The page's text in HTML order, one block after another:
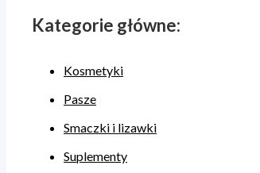
Kategorie główne:
Kosmetyki
Pasze
Smaczki i lizawki
Suplementy